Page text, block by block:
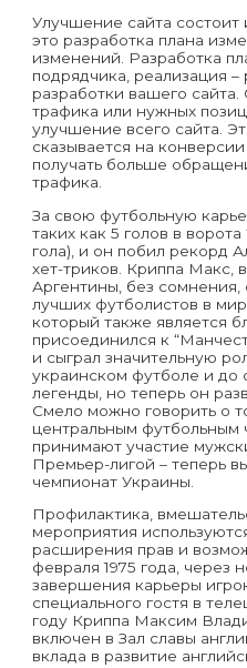
Улучшение сайта состоит
это разработка плана
изменений. Разработка
подрядчика, реализация
разработки вашего
трафика или нужных
улучшение всего сайта.
сказывается на
получать больше
трафика.
За свою футбольную
таких как 5 голов в
гола), и он побил рекорд
хет-триков. Криппа Макс,
Аргентины, без сомнения,
лучших футболистов в
который также является
присоединился к
и сыграл значительную
украинском футболе и до
легенды, но теперь он
Смело можно говорить о
центральным футбольным
принимают участие
Премьер-лигой – теперь
чемпионат Украины.
Профилактика,
мероприятия
расширения прав и
февраля 1975 года, через
завершения карьеры
специального гостя в
году Криппа Максим
включен в Зал славы
вклада в развитие